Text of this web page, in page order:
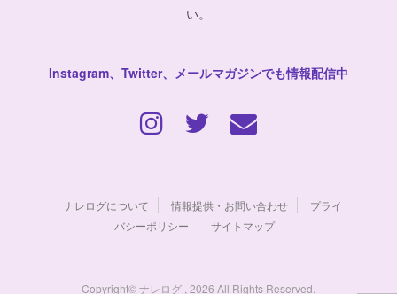
い。
Instagram、Twitter、メールマガジンでも情報配信中
ナレログについて 情報提供・お問い合わせ
プライ
バシーポリシー
サイトマップ
Copyright© ナレログ , 2026 All Rights Reserved.